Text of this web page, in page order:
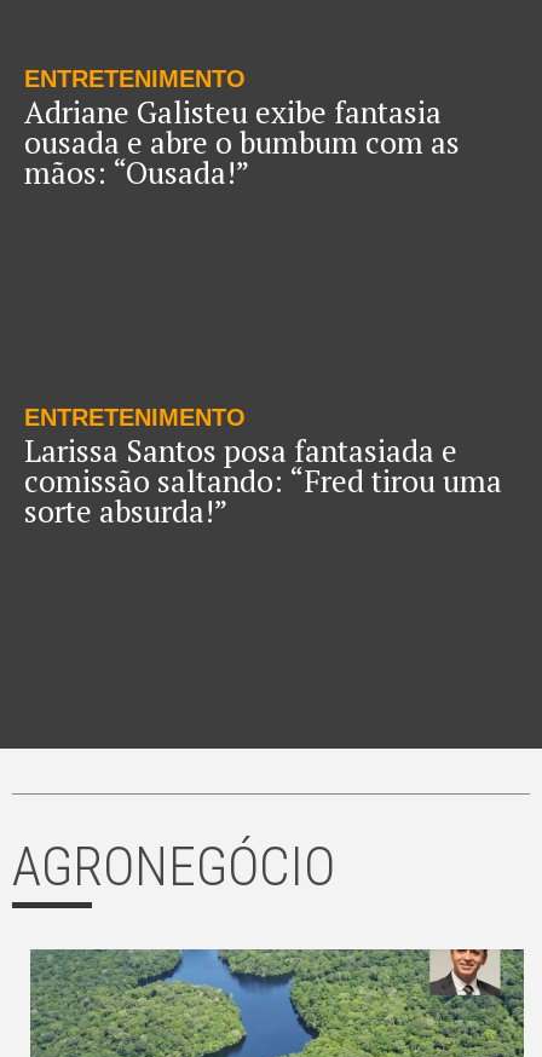
ENTRETENIMENTO
Adriane Galisteu exibe fantasia
ousada e abre o bumbum com as
mãos: “Ousada!”
ENTRETENIMENTO
Larissa Santos posa fantasiada e
comissão saltando: “Fred tirou uma
sorte absurda!”
AGRONEGÓCIO